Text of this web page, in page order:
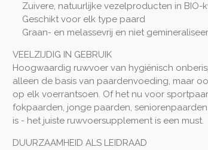
Zuivere, natuurlijke vezelproducten in BIO-
Geschikt voor elk type paard
Graan- en melassevrij en niet
VEELZIJDIG IN GEBRUIK
Hoogwaardig ruwvoer van hygiënisch
alleen de basis van paardenvoeding, maar
op elk voerrantsoen. Of het nu voor
fokpaarden, jonge paarden,
is - het juiste ruwvoersupplement is een must.
DUURZAAMHEID ALS LEIDRAAD